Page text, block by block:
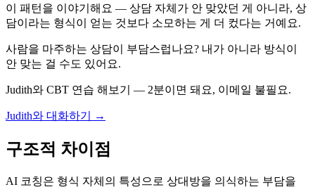
이 패턴을 이야기해요 — 상담 자체가 안 맞았던 게 아니라, 상
담이라는 형식이 얻는 것보다 소모하는 게 더 컸다는 거예요.
사람을 마주하는 상담이 부담스럽나요? 내가 아니라 방식이
안 맞는 걸 수도 있어요.
Judith와 CBT 연습 해보기 — 2분이면 돼요, 이메일 불필요.
Judith와 대화하기 →
구조적 차이점
AI 코칭은 형식 자체의 특성으로 상대방을 의식하는 부담을